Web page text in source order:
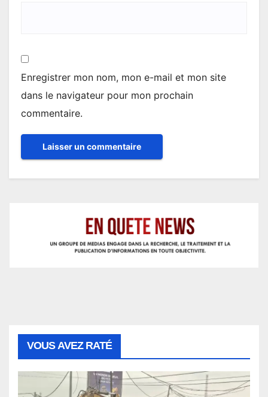
Enregistrer mon nom, mon e-mail et mon site
dans le navigateur pour mon prochain
commentaire.
VOUS AVEZ RATÉ